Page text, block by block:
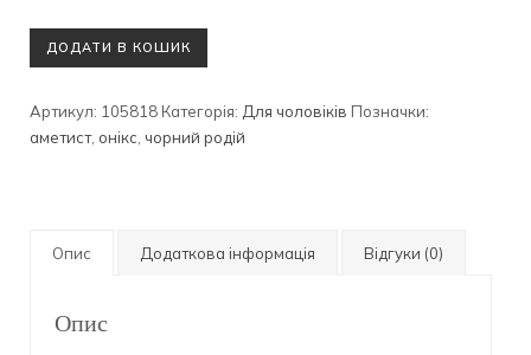
ДОДАТИ В КОШИК
Артикул: 105818 Категорія: Для чоловіків Позначки:
аметист, онікс чорний родій
Опис Додаткова інформація Відгуки (0)
Опис